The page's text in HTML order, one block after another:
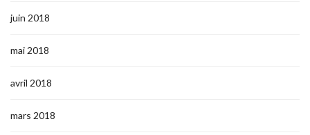
juin 2018
mai 2018
avril 2018
mars 2018